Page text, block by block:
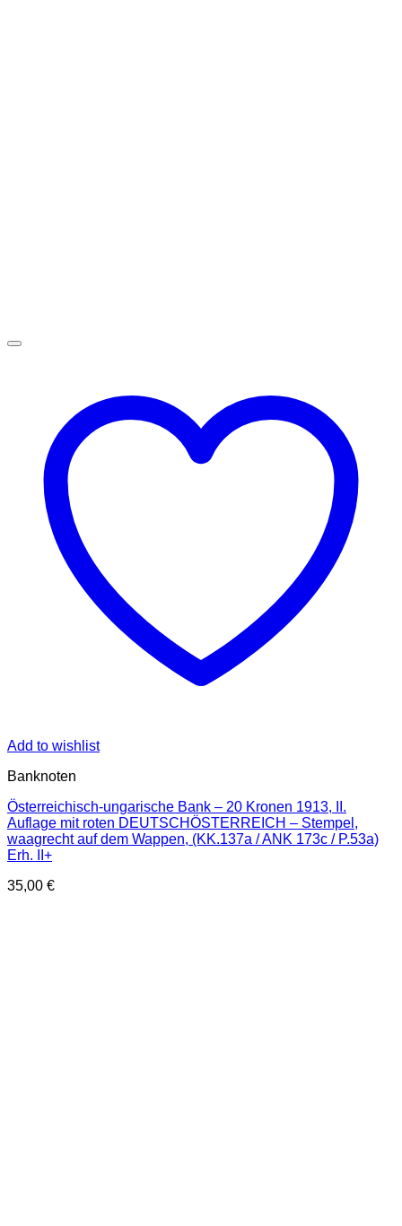
Add to wishlist
Banknoten
Österreichisch-ungarische Bank – 20 Kronen 1913, II.
Auflage mit roten DEUTSCHÖSTERREICH – Stempel,
waagrecht auf dem Wappen, (KK.137a / ANK 173c / P.53a)
Erh. II+
35,00 €